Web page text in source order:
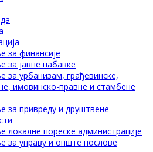
за финансије
јавне набавке
урбанизам, грађевинске,
имовинско-правне и стамбене
привреду и друштвене
пореске администрације
за управу и опште послове